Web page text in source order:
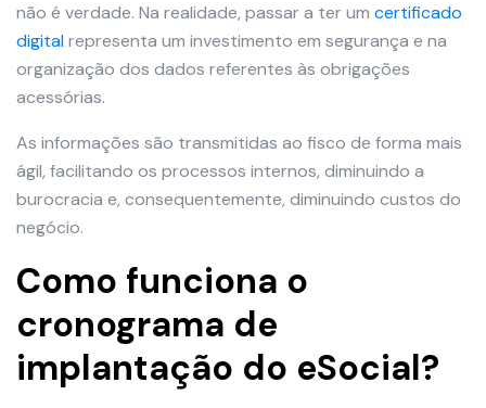
não é verdade. Na realidade, passar a ter um certificado
digitalrepresenta um investimento em segurança e na
organização dos dados referentes às obrigações
acessórias.
As informações são transmitidas ao fisco de forma mais
ágil, facilitando os processos internos, diminuindo a
burocracia e, consequentemente, diminuindo custos do
negócio.
Como funciona o
cronograma de
implantação do eSocial?